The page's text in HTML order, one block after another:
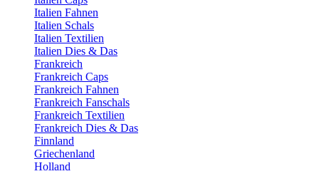
Italien Fahnen
Italien Schals
Italien Textilien
Italien Dies & Das
Frankreich
Frankreich Caps
Frankreich Fahnen
Frankreich Fanschals
Frankreich Textilien
Frankreich Dies & Das
Finnland
Griechenland
Holland